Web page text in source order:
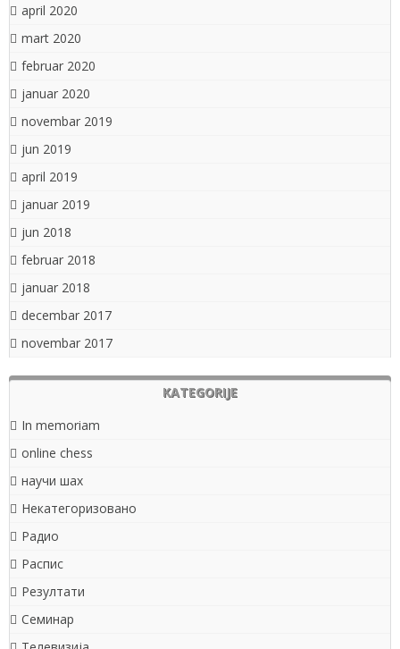
april 2020
mart 2020
februar 2020
januar 2020
novembar 2019
jun 2019
april 2019
januar 2019
jun 2018
februar 2018
januar 2018
decembar 2017
novembar 2017
KATEGORIJE
In memoriam
online chess
научи шах
Некатегоризовано
Радио
Распис
Резултати
Семинар